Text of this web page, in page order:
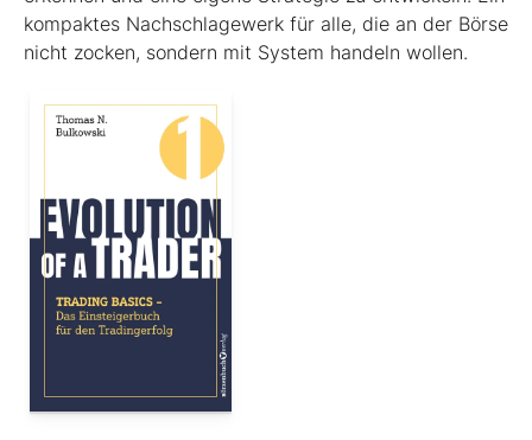
kompaktes Nachschlagewerk für alle, die an der Börse
nicht zocken, sondern mit System handeln wollen.